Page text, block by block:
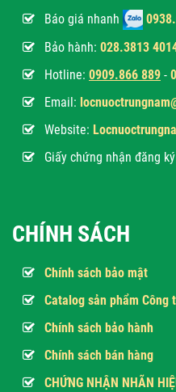
Báo giá nhanh
Bảo hành: 028.3813
Hotline: 0909.866 889 -
Email:
Website:
Giấy chứng nhận đăng
CHÍNH SÁCH
Chính sách bảo mật
Catalog sản phẩm Công
Chính sách bảo hành
Chính sách bán hàng
CHỨNG NHẬN NHÃN